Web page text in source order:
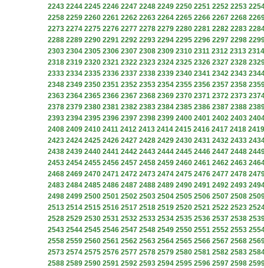
2243 2244 2245 2246 2247 2248 2249 2250 2251 2252 2253
2258 2259 2260 2261 2262 2263 2264 2265 2266 2267 2268
2273 2274 2275 2276 2277 2278 2279 2280 2281 2282 2283
2288 2289 2290 2291 2292 2293 2294 2295 2296 2297 2298
2303 2304 2305 2306 2307 2308 2309 2310 2311 2312 2313 2314
2318 2319 2320 2321 2322 2323 2324 2325 2326 2327 2328
2333 2334 2335 2336 2337 2338 2339 2340 2341 2342 2343
2348 2349 2350 2351 2352 2353 2354 2355 2356 2357 2358
2363 2364 2365 2366 2367 2368 2369 2370 2371 2372 2373
2378 2379 2380 2381 2382 2383 2384 2385 2386 2387 2388
2393 2394 2395 2396 2397 2398 2399 2400 2401 2402 2403
2408 2409 2410 2411 2412 2413 2414 2415 2416 2417 2418 2419
2423 2424 2425 2426 2427 2428 2429 2430 2431 2432 2433
2438 2439 2440 2441 2442 2443 2444 2445 2446 2447 2448
2453 2454 2455 2456 2457 2458 2459 2460 2461 2462 2463
2468 2469 2470 2471 2472 2473 2474 2475 2476 2477 2478
2483 2484 2485 2486 2487 2488 2489 2490 2491 2492 2493
2498 2499 2500 2501 2502 2503 2504 2505 2506 2507 2508
2513 2514 2515 2516 2517 2518 2519 2520 2521 2522 2523
2528 2529 2530 2531 2532 2533 2534 2535 2536 2537 2538
2543 2544 2545 2546 2547 2548 2549 2550 2551 2552 2553
2558 2559 2560 2561 2562 2563 2564 2565 2566 2567 2568
2573 2574 2575 2576 2577 2578 2579 2580 2581 2582 2583
2588 2589 2590 2591 2592 2593 2594 2595 2596 2597 2598